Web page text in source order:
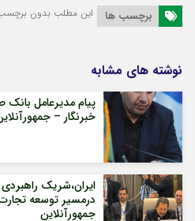
برچسب ها این مطلب بدون
نوشته های مشابه
پیام مدیرعامل بانک
خبرنگار –
ایران،شریک راهبردی
درمسیر توسعه
جمهورآنلاین